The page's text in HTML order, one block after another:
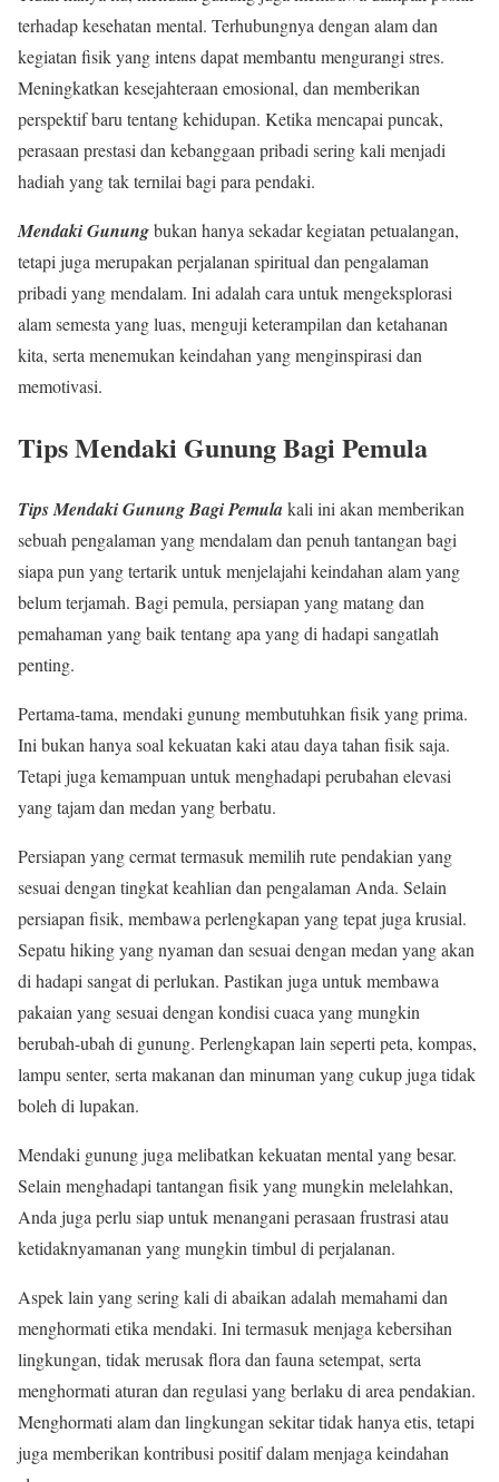
terhadap kesehatan mental. Terhubungnya dengan alam dan
kegiatan fisik yang intens dapat membantu mengurangi stres.
Meningkatkan kesejahteraan emosional, dan memberikan
perspektif baru tentang kehidupan. Ketika mencapai puncak,
perasaan prestasi dan kebanggaan pribadi sering kali menjadi
hadiah yang tak ternilai bagi para pendaki.
Mendaki Gunungbukan hanya sekadar kegiatan petualangan,
tetapi juga merupakan perjalanan spiritual dan pengalaman
pribadi yang mendalam. Ini adalah cara untuk mengeksplorasi
alam semesta yang luas, menguji keterampilan dan ketahanan
kita, serta menemukan keindahan yang menginspirasi dan
memotivasi.
Tips Mendaki Gunung Bagi Pemula
Tips Mendaki Gunung Bagi Pemulakali ini akan memberikan
sebuah pengalaman yang mendalam dan penuh tantangan bagi
siapa pun yang tertarik untuk menjelajahi keindahan alam yang
belum terjamah. Bagi pemula, persiapan yang matang dan
pemahaman yang baik tentang apa yang di hadapi sangatlah
penting.
Pertama-tama, mendaki gunung membutuhkan fisik yang prima.
Ini bukan hanya soal kekuatan kaki atau daya tahan fisik saja.
Tetapi juga kemampuan untuk menghadapi perubahan elevasi
yang tajam dan medan yang berbatu.
Persiapan yang cermat termasuk memilih rute pendakian yang
sesuai dengan tingkat keahlian dan pengalaman Anda. Selain
persiapan fisik, membawa perlengkapan yang tepat juga krusial.
Sepatu hiking yang nyaman dan sesuai dengan medan yang akan
di hadapi sangat di perlukan. Pastikan juga untuk membawa
pakaian yang sesuai dengan kondisi cuaca yang mungkin
berubah-ubah di gunung. Perlengkapan lain seperti peta, kompas,
lampu senter, serta makanan dan minuman yang cukup juga tidak
boleh di lupakan.
Mendaki gunung juga melibatkan kekuatan mental yang besar.
Selain menghadapi tantangan fisik yang mungkin melelahkan,
Anda juga perlu siap untuk menangani perasaan frustrasi atau
ketidaknyamanan yang mungkin timbul di perjalanan.
Aspek lain yang sering kali di abaikan adalah memahami dan
menghormati etika mendaki. Ini termasuk menjaga kebersihan
lingkungan, tidak merusak flora dan fauna setempat, serta
menghormati aturan dan regulasi yang berlaku di area pendakian.
Menghormati alam dan lingkungan sekitar tidak hanya etis, tetapi
juga memberikan kontribusi positif dalam menjaga keindahan